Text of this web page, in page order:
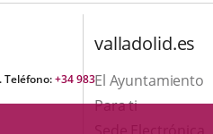
Teléfono:+34 983
valladolid.es
El Ayuntamiento
Para ti